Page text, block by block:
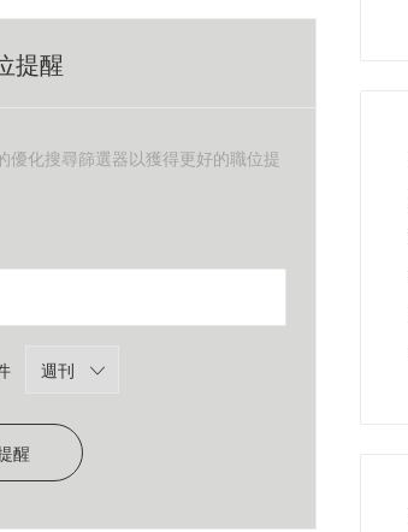
提醒
優化搜尋篩選器以獲得更好的職位提
Required
醒